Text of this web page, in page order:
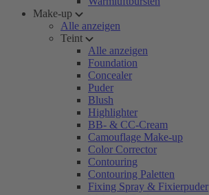
Make-up
Alle anzeigen
Teint
Alle anzeigen
Foundation
Concealer
Puder
Blush
Highlighter
BB- & CC-Cream
Camouflage Make-up
Color Corrector
Contouring
Contouring Paletten
Fixing Spray & Fixierpuder